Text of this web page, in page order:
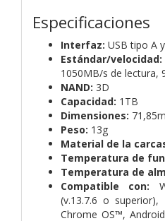
Especificaciones
Interfaz: USB tipo A
Estándar/velocidad:
1050MB/s de lectura,
NAND: 3D
Capacidad: 1TB
Dimensiones:
Peso: 13g
Material de la
Temperatura de
Temperatura de
Compatible con:
(v.13.7.6 o
Chrome OS™,